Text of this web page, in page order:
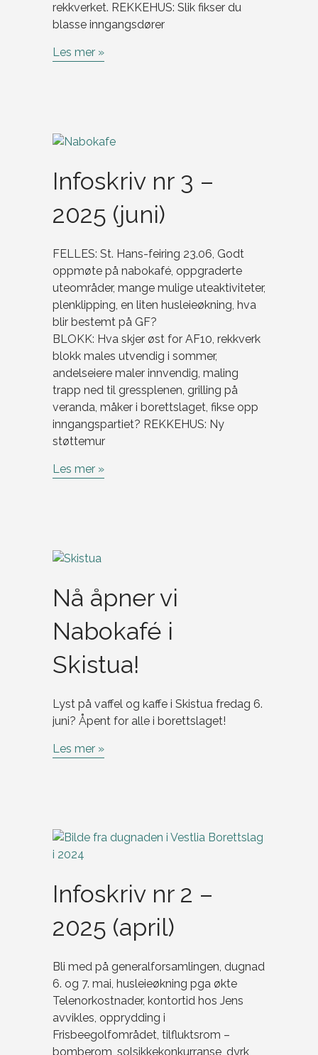
rekkverket. REKKEHUS: Slik fikser du
blasse inngangsdører
Les mer »
Infoskriv nr 3 –
2025 (juni)
FELLES: St. Hans-feiring 23.06, Godt
oppmøte på nabokafé, oppgraderte
uteområder, mange mulige uteaktiviteter,
plenklipping, en liten husleieøkning, hva
blir bestemt på GF?
BLOKK: Hva skjer øst for AF10, rekkverk
blokk males utvendig i sommer,
andelseiere maler innvendig, maling
trapp ned til gressplenen, grilling på
veranda, måker i borettslaget, fikse opp
inngangspartiet? REKKEHUS: Ny
støttemur
Les mer »
Nå åpner vi
Nabokafé i
Skistua!
Lyst på vaffel og kaffe i Skistua fredag 6.
juni? Åpent for alle i borettslaget!
Les mer »
Infoskriv nr 2 –
2025 (april)
Bli med på generalforsamlingen, dugnad
6. og 7. mai, husleieøkning pga økte
Telenorkostnader, kontortid hos Jens
avvikles, opprydding i
Frisbeegolfområdet, tilfluktsrom –
bomberom, solsikkekonkurranse, dyrk